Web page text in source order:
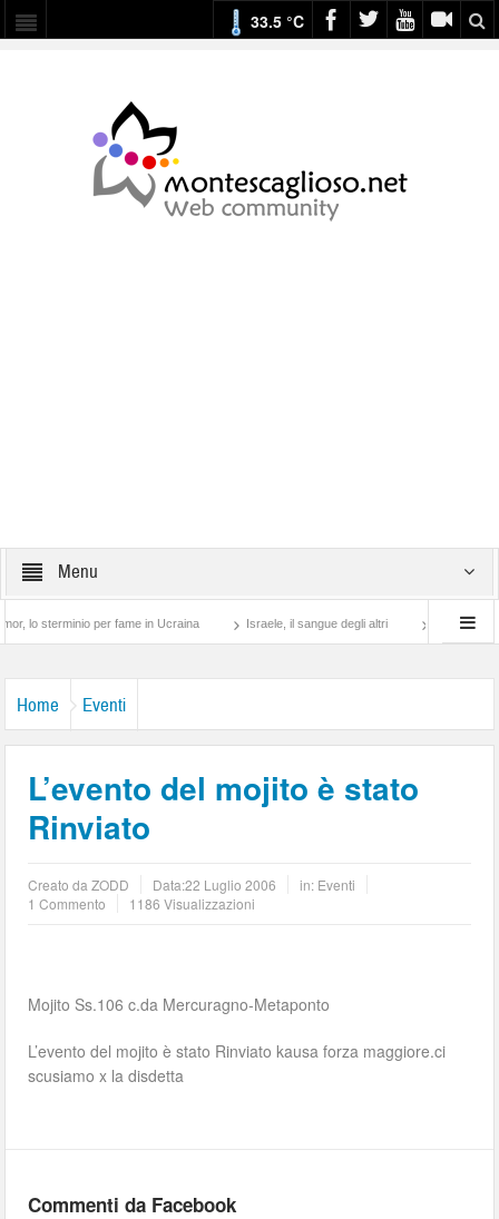
33.5 °C
Menu
per fame in Ucraina Israele, il sangue degli altri Lotta di classe…
Home Eventi
L’evento del mojito è stato
Rinviato
Creato daZODD Data:22 Luglio 2006 in: Eventi
1 Commento
1186 Visualizzazioni
Mojito Ss.106 c.da Mercuragno-Metaponto
L’evento del mojito è stato Rinviato kausa forza maggiore.ci
scusiamo x la disdetta
Commenti da Facebook